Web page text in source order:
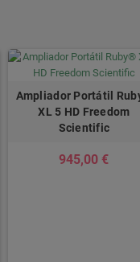
Ampliador Portátil
XL 5 HD Freedom
Scientific
945,00 €